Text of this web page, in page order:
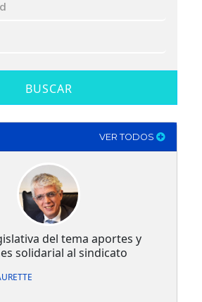
BUSCAR
VER TODOS
del tema aportes y
solidarial al sindicato